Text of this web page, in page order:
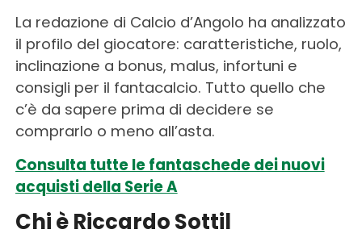
La redazione di Calcio d’Angolo ha analizzato
il profilo del giocatore: caratteristiche, ruolo,
inclinazione a bonus, malus, infortuni e
consigli per il fantacalcio. Tutto quello che
c’è da sapere prima di decidere se
comprarlo o meno all’asta.
Consulta tutte le fantaschede dei nuovi
acquisti della Serie A
Chi è Riccardo Sottil